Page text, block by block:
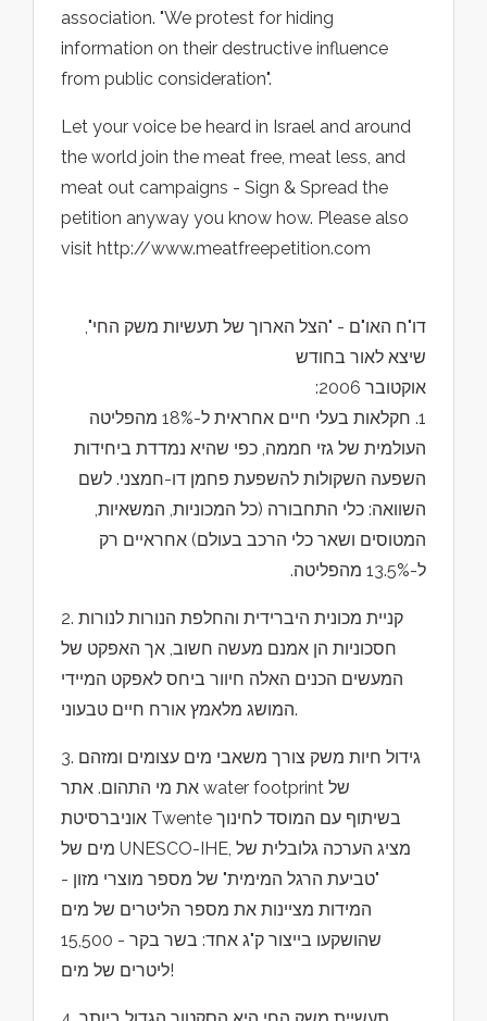
association. "We protest for hiding
information on their destructive influence
from public consideration".
Let your voice be heard in Israel and around
the world join the meat free, meat less, and
meat out campaigns - Sign & Spread the
petition anyway you know how. Please also
visit http://www.meatfreepetition.com
דו"ח האו"ם - "הצל הארוך של תעשיות משק החי",
שיצא לאור בחודש
אוקטובר 2006:
1. חקלאות בעלי חיים אחראית ל-18% מהפליטה
העולמית של גזי חממה, כפי שהיא נמדדת ביחידות
השפעה השקולות להשפעת פחמן דו-חמצני. לשם
השוואה: כלי התחבורה (כל המכוניות, המשאיות,
המטוסים ושאר כלי הרכב בעולם) אחראיים רק
ל-13.5% מהפליטה.
2. קניית מכונית היברידית והחלפת הנורות לנורות
חסכוניות הן אמנם מעשה חשוב, אך האפקט של
המעשים הכנים האלה חיוור ביחס לאפקט המיידי
המושג מלאמץ אורח חיים טבעוני.
3. גידול חיות משק צורך משאבי מים עצומים ומזהם
את מי התהום. אתר water footprint של
אוניברסיטת Twente בשיתוף עם המוסד לחינוך
מים של UNESCO-IHE, מציג הערכה גלובלית של
"טביעת הרגל המימית" של מספר מוצרי מזון -
המידות מציינות את מספר הליטרים של מים
שהושקעו בייצור ק"ג אחד: בשר בקר - 15,500
ליטרים של מים!